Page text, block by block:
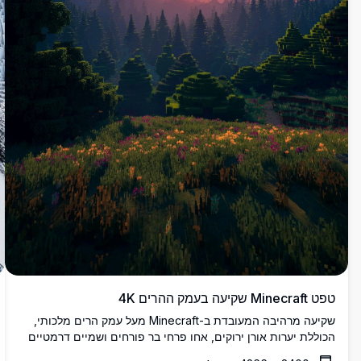
טפט Minecraft שקיעה בעמק ההרים 4K
שקיעה מרהיבה המעובדת ב-Minecraft מעל עמק הרים מלכותי,
הכוללת יערות אורן ירוקים, אחו פרחי בר פורחים ושמיים דרמטיים
בגוונים ורוד-כתום. נוף פיקסל-ארט בעל רזולוציה גבוהה ומרתקת,